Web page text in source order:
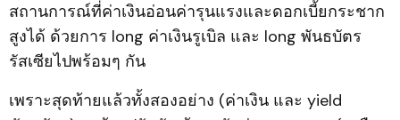
สถานการณ์ที่ค่าเงินอ่อนค่ารุนแรงและดอกเบี้ยกระชาก
สูงได้ ด้วยการ long ค่าเงินรูเบิล และ long พันธบัตร
รัสเซียไปพร้อมๆ กัน
เพราะสุดท้ายแล้วทั้งสองอย่าง (ค่าเงิน และ yield